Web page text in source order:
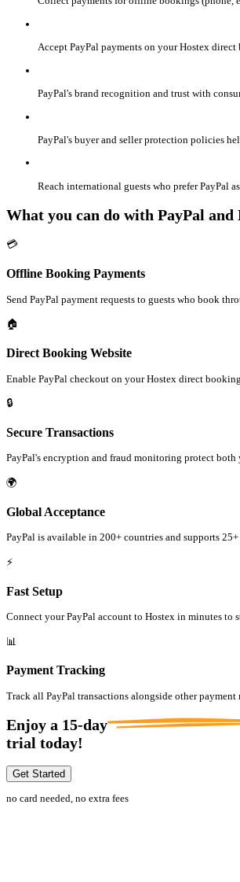
Accept PayPal payments on your Hostex
PayPal's brand recognition and trust with
PayPal's buyer and seller protection policies
Reach international guests who prefer PayPal
What you can do with PayPal and
💳
Offline Booking Payments
Send PayPal payment requests to guests who book
🏠
Direct Booking Website
Enable PayPal checkout on your Hostex direct
🔒
Secure Transactions
PayPal's encryption and fraud monitoring protect
🌍
Global Acceptance
PayPal is available in 200+ countries and supports
⚡
Fast Setup
Connect your PayPal account to Hostex in minutes to
📊
Payment Tracking
Track all PayPal transactions alongside other
Enjoy a 15-day
trial today!
Get Started
no card needed, no extra fees